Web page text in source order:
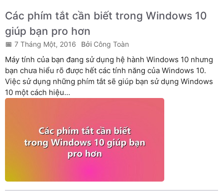
Các phím tắt cần biết trong Windows 10
giúp bạn pro hơn
7 Tháng Một, 2016 Công Toàn
Máy tính của bạn đang sử dụng hệ hành Windows 10 nhưng
bạn chưa hiểu rõ được hết các tính năng của Windows 10.
Việc sử dụng những phím tắt sẽ giúp bạn sử dụng Windows
10 một cách hiệu...